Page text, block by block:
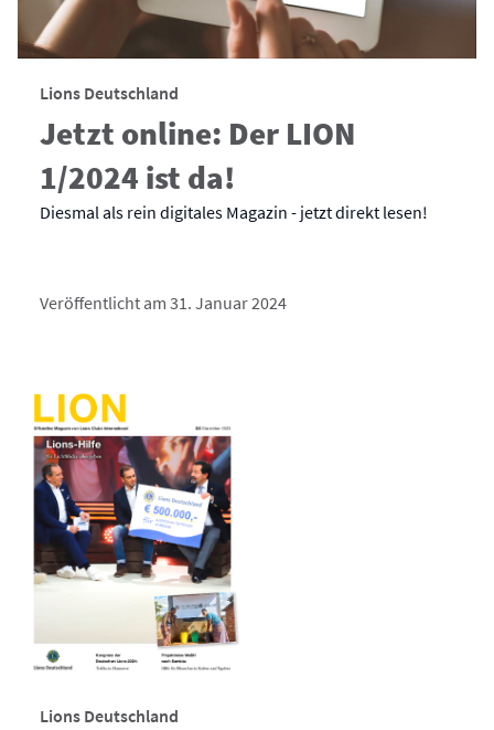
Lions Deutschland
Jetzt online: Der LION
1/2024 ist da!
Diesmal als rein digitales Magazin - jetzt direkt lesen!
Veröffentlicht am 31. Januar 2024
Lions Deutschland